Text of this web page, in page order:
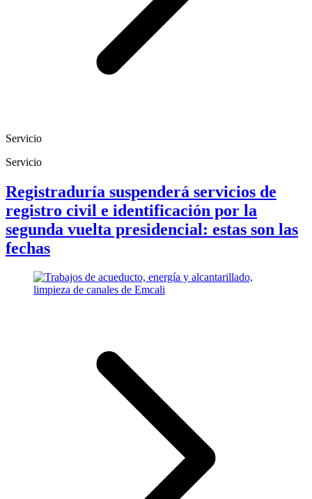
Servicio
Servicio
Registraduría suspenderá servicios de
registro civil e identificación por la
segunda vuelta presidencial: estas son las
fechas